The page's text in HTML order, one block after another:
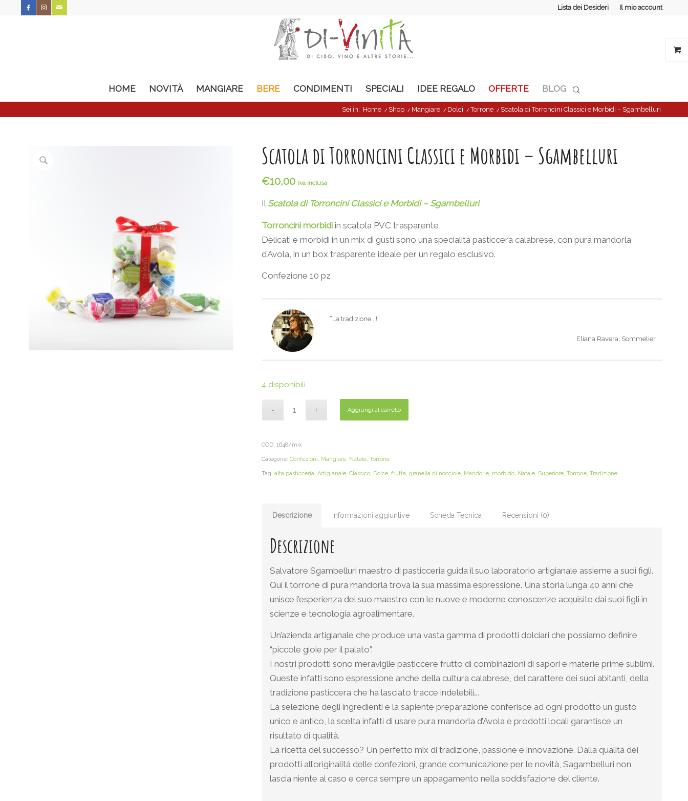
Lista dei Desideri Il mio account
HOME NOVITÀ MANGIARE BERE CONDIMENTI SPECIALI IDEE REGALO OFFERTE BLOG
Sei in: Home / Shop / Mangiare / Dolci /Torrone / Scatola di Torroncini Classici e Morbidi – Sgambelluri
Scatola di Torroncini Classici e Morbidi – Sgambelluri
€10,00 iva inclusa
Il Scatola di Torroncini Classici e Morbidi – Sgambelluri
Torroncini morbidiin scatola PVC trasparente,
Delicati e morbidi in un mix di gusti sono una specialità pasticcera calabrese, con pura mandorla
d’Avola, in un box trasparente ideale per un regalo esclusivo.
Confezione 10 pz
“La tradizione ..!”
Eliana Ravera, Sommelier
4 disponibili
Aggiungi al carrello
COD: 1648/mix
Categorie: Confezioni Mangiare, Natale, Torrone
Tag: alta pasticceria Artigianale, Classico, Dolce, frutta granella di nocciole, Mandorle, morbido, Natale, Superiore, Torrone, Tradizione
Descrizione Informazioni aggiuntive Scheda Tecnica Recensioni (0)
Descrizione
Salvatore Sgambelluri maestro di pasticceria guida il suo laboratorio artigianale assieme a suoi figli.
Qui il torrone di pura mandorla trova la sua massima espressione. Una storia lunga 40 anni che
unisce l’esperienza del suo maestro con le nuove e moderne conoscenze acquisite dai suoi figli in
scienze e tecnologia agroalimentare.
Un’azienda artigianale che produce una vasta gamma di prodotti dolciari che possiamo definire
“piccole gioie per il palato”.
I nostri prodotti sono meraviglie pasticcere frutto di combinazioni di sapori e materie prime sublimi.
Queste infatti sono espressione anche della cultura calabrese, del carattere dei suoi abitanti, della
tradizione pasticcera che ha lasciato tracce indelebili….
La selezione degli ingredienti e la sapiente preparazione conferisce ad ogni prodotto un gusto
unico e antico, la scelta infatti di usare pura mandorla d’Avola e prodotti locali garantisce un
risultato di qualità.
La ricetta del successo? Un perfetto mix di tradizione, passione e innovazione. Dalla qualità dei
prodotti all’originalità delle confezioni, grande comunicazione per le novità, Sagambelluri non
lascia niente al caso e cerca sempre un appagamento nella soddisfazione del cliente.